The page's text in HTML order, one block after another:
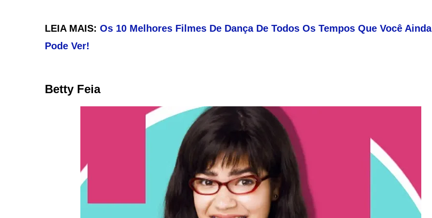
LEIA MAIS: Os 10 Melhores Filmes De Dança De Todos Os Tempos Que Você Ainda
Pode Ver!
Betty Feia